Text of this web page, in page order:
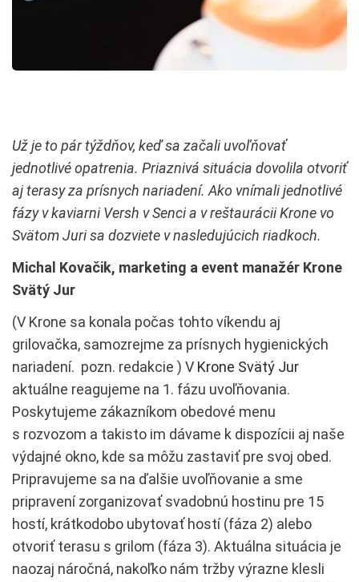
Už je to pár týždňov, keď sa začali uvoľňovať
jednotlivé opatrenia. Priaznivá situácia dovolila otvoriť
aj terasy za prísnych nariadení. Ako vnímali jednotlivé
fázy v kaviarni Versh v Senci a v reštaurácii Krone vo
Svätom Juri sa dozviete v nasledujúcich riadkoch.
Michal Kovačik, marketing a event manažér Krone
Svätý Jur
(V Krone sa konala počas tohto víkendu aj
grilovačka, samozrejme za prísnych hygienických
nariadení. pozn. redakcie ) V Krone Svätý Jur
aktuálne reagujeme na 1. fázu uvoľňovania.
Poskytujeme zákazníkom obedové menu
s rozvozom a takisto im dávame k dispozícii aj naše
výdajné okno, kde sa môžu zastaviť pre svoj obed.
Pripravujeme sa na ďalšie uvoľňovanie a sme
pripravení zorganizovať svadobnú hostinu pre 15
hostí, krátkodobo ubytovať hostí (fáza 2) alebo
otvoriť terasu s grilom (fáza 3). Aktuálna situácia je
naozaj náročná, nakoľko nám tržby výrazne klesli